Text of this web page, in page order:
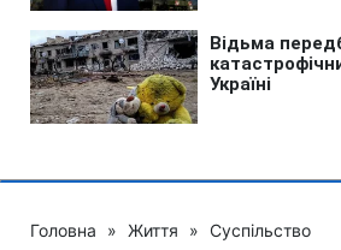
Головна » Життя » Суспільство